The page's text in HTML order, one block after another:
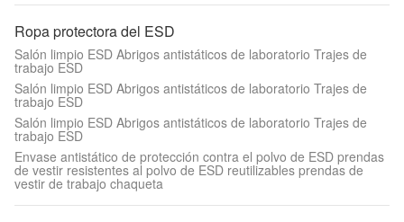
Ropa protectora del ESD
Salón limpio ESD Abrigos antistáticos de laboratorio Trajes de
trabajo ESD
Salón limpio ESD Abrigos antistáticos de laboratorio Trajes de
trabajo ESD
Salón limpio ESD Abrigos antistáticos de laboratorio Trajes de
trabajo ESD
Envase antistático de protección contra el polvo de ESD prendas
de vestir resistentes al polvo de ESD reutilizables prendas de
vestir de trabajo chaqueta